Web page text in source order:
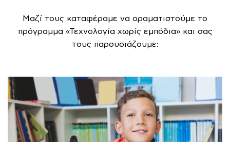
Μαζί τους καταφέραμε να οραματιστούμε το
πρόγραμμα «Τεχνολογία χωρίς εμπόδια» και σας
τους παρουσιάζουμε: